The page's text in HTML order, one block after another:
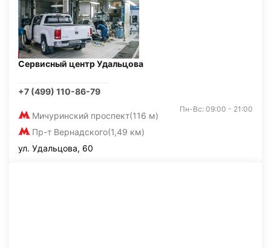
Сервисный центр Удальцова
+7 (499) 110-86-79
Мичуринский проспект(116 м)
Пр-т Вернадского(1,49 км)
Пн-Вс: 09:00 - 21:00
ул. Удальцова, 60